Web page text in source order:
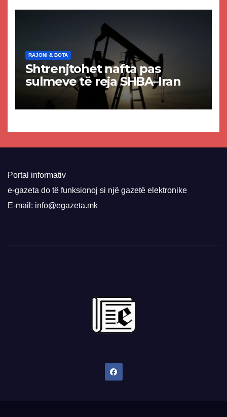
RAJONI & BOTA
Shtrenjtohet nafta pas
sulmeve të reja SHBA–Iran
Portal informativ
e-gazeta do të funksionoj si një gazetë elektronike
E-mail: info@egazeta.mk